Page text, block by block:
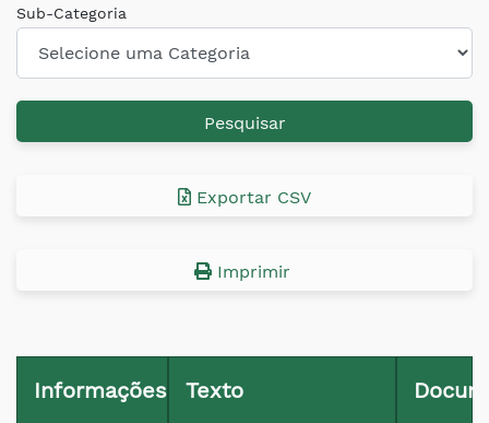
Sub-Categoria
Pesquisar
Exportar CSV
Imprimir
Informações Texto